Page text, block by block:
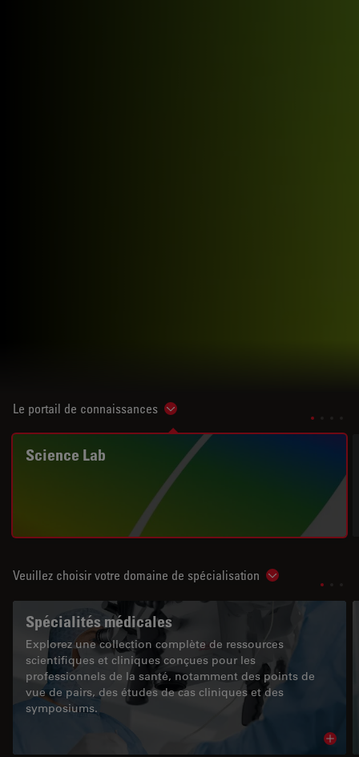
Le portail de connaissances Show subnavigation
Science Lab
Veuillez choisir votre domaine de spécialisation Show
Spécialités médicales
Explorez une collection complète de ressources
scientifiques et cliniques conçues pour les
professionnels de la santé, notamment des points de
vue de pairs, des études de cas cliniques et des
symposiums.